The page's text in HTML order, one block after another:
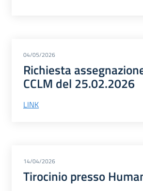
04/05/2026
Richiesta
CCLM del 25.02.2026
LINK
14/04/2026
Tirocinio presso